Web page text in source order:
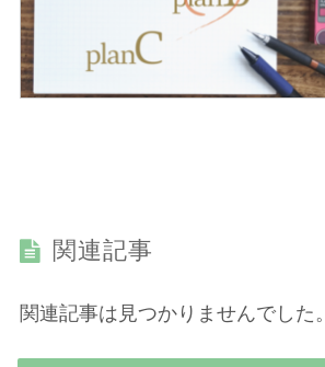
関連記事
関連記事は見つかりませんでした。